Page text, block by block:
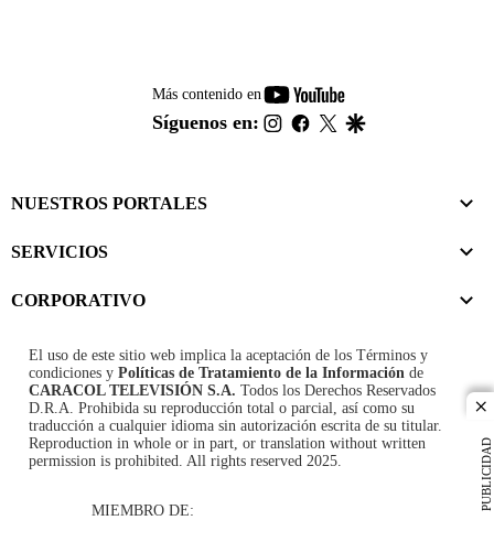
PUBLICIDAD
Más contenido en
youtube-
footer
Síguenos en: instagram
facebook
twitter
NUESTROS PORTALES
SERVICIOS
CORPORATIVO
El uso de este sitio web implica la aceptación de los Términos y
condiciones y Políticas de Tratamiento de la Información de
CARACOL TELEVISIÓN S.A. Todos los Derechos Reservados
D.R.A. Prohibida su reproducción total o parcial, así como su
traducción a cualquier idioma sin autorización escrita de su titular.
Reproduction in whole or in part, or translation without written
permission is prohibited. All rights reserved 2025.
MIEMBRO DE: